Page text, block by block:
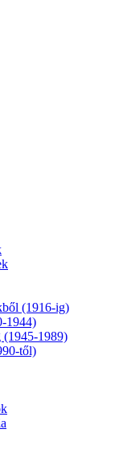
(1916-ig)
1944)
(1945-1989)
től)